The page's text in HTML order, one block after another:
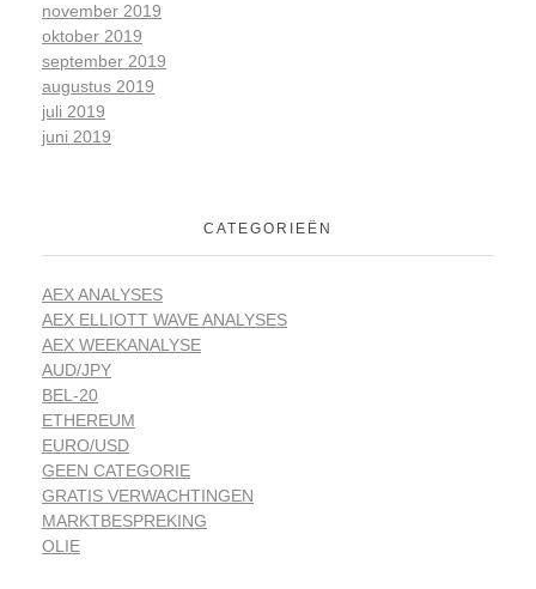
november 2019
oktober 2019
september 2019
augustus 2019
juli 2019
juni 2019
CATEGORIEËN
AEX ANALYSES
AEX ELLIOTT WAVE ANALYSES
AEX WEEKANALYSE
AUD/JPY
BEL-20
ETHEREUM
EURO/USD
GEEN CATEGORIE
GRATIS VERWACHTINGEN
MARKTBESPREKING
OLIE